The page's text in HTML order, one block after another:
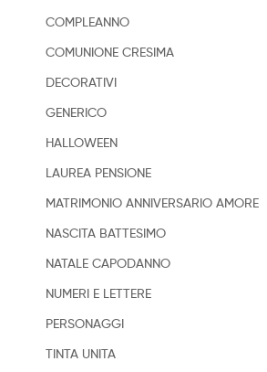
COMPLEANNO
COMUNIONE CRESIMA
DECORATIVI
GENERICO
HALLOWEEN
LAUREA PENSIONE
MATRIMONIO ANNIVERSARIO AMORE
NASCITA BATTESIMO
NATALE CAPODANNO
NUMERI E LETTERE
PERSONAGGI
TINTA UNITA